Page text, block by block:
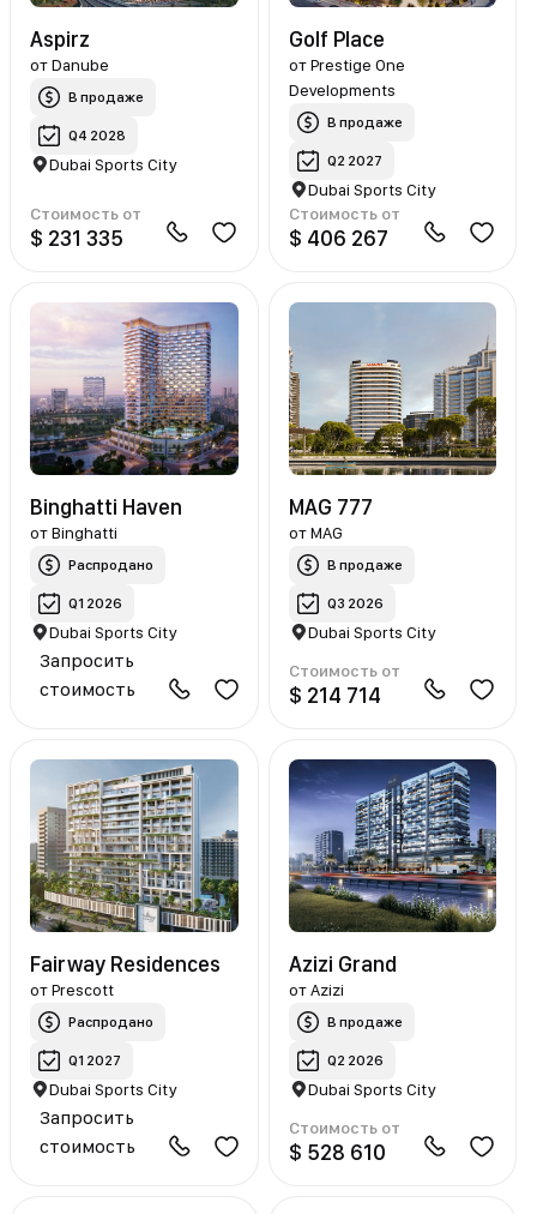
Aspirz
отDanube
В продаже
Q4 2028
Dubai Sports City
Стоимость от
$ 231 335
Golf Place
от Prestige One
Developments
В продаже
Q2 2027
Dubai Sports City
Стоимость от
$ 406 267
Binghatti Haven
отBinghatti
Распродано
Q1 2026
Dubai Sports City
Запросить
стоимость
MAG 777
от MAG
В продаже
Q3 2026
Dubai Sports City
Стоимость от
$ 214 714
Fairway Residences
отPrescott
Распродано
Q1 2027
Dubai Sports City
Запросить
стоимость
Azizi Grand
от Azizi
В продаже
Q2 2026
Dubai Sports City
Стоимость от
$ 528 610